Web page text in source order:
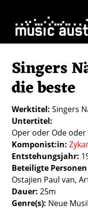
Singers
die beste
Werktitel Singers
Untertitel
Oper oder Ode
Komponist:in
Entstehungsjahr
Beteiligte
Ostajien Paul van,
Dauer 25m
Genre(s) Neue